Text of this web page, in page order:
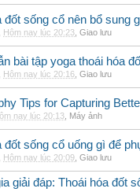
đốt sống cổ nên bổ sung
Hôm nay lúc 20:23 Giao lưu
bài tập yoga thoái hóa
Hôm nay lúc 20:16 Giao lưu
Tips for Capturing
nay lúc 20:13 Máy ảnh
đốt sống cổ uống gì để
Hôm nay lúc 20:09 Giao lưu
giải đáp: Thoái hóa đốt